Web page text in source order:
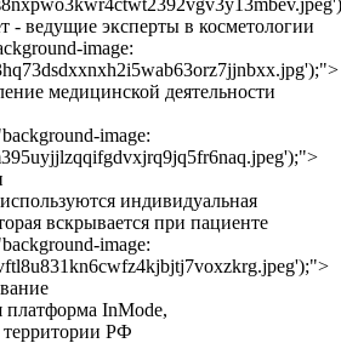
- ведущие эксперты в косметологии
image:
медицинской деятельности
image:
индивидуальная
вскрывается при пациенте
image:
InMode,
территории РФ